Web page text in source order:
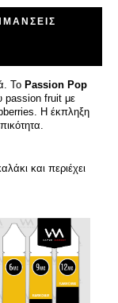
Το Passion Pop
passion fruit με
Η έκπληξη
και περιέχει